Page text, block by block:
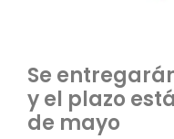
Se
y el plazo
de mayo